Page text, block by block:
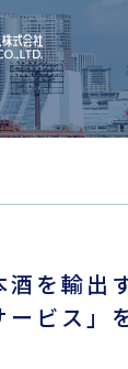
スを知る
スを知る
酒を輸出
ービス」